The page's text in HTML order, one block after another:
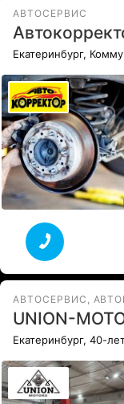
АВТОСЕРВИС
Екатеринбург,
АВТОСЕРВИС,
UNION-
Екатеринбург, 40-